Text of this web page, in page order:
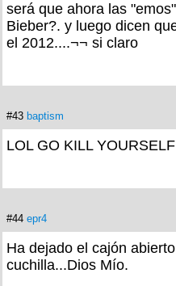
será que ahora las
Bieber?. y luego dicen
el 2012....¬¬ si claro
#43 baptism
LOL GO KILL
#44 epr4
Ha dejado el cajón
cuchilla...Dios Mío.